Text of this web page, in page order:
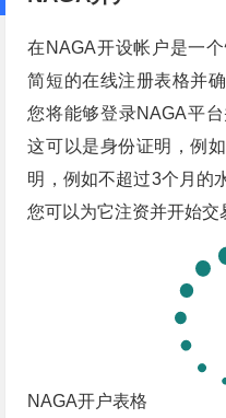
在NAGA开设帐户是一
简短的在线注册表格并
您将能够登录NAGA平
这可以是身份证明，例
明，例如不超过3个月的
您可以为它注资并开始交
NAGA开户表格